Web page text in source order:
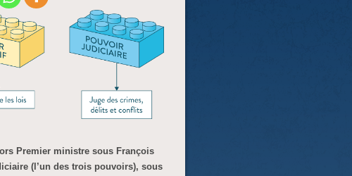
Premier ministre sous François
(l’un des trois pouvoirs), sous